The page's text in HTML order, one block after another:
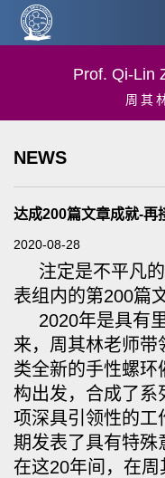
Prof. Qi-Lin
周其
NEWS
达成200篇文章成就-再
2020-08-28
注定是不平凡
表组内的第200篇
2020年是具有
来，周其林老师带
类全新的手性螺环
构出发，合成了系
项深具引领性的工
期发表了具有特殊
在这20年间， 在周